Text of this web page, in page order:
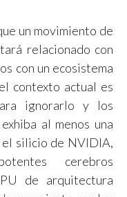
un movimiento de
relacionado con
con un ecosistema
contexto actual es
ignorarlo y los
al menos una
el silicio de NVIDIA,
cerebros
de arquitectura